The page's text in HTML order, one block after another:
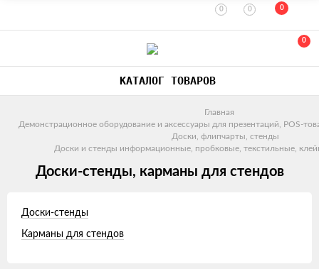
0 0 0
0
КАТАЛОГ ТОВАРОВ
Главная
Демонстрационное оборудование и аксессуары для презентаций, POS-
Доски, флипчарты, стенды
Доски и стенды информационные, пробковые, текстильные,
Доски-стенды, карманы для стендов
Доски-стенды
Карманы для стендов